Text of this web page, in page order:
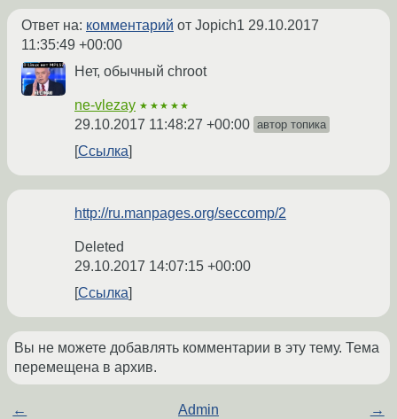
Ответ на: комментарий от Jopich1 29.10.2017
11:35:49 +00:00
Нет, обычный chroot
ne-vlezay ★★★★★
29.10.2017 11:48:27 +00:00 автор топика
Ссылка
http://ru.manpages.org/seccomp/2
Deleted
29.10.2017 14:07:15 +00:00
Ссылка
Вы не можете добавлять комментарии в эту тему. Тема
перемещена в архив.
← Admin →